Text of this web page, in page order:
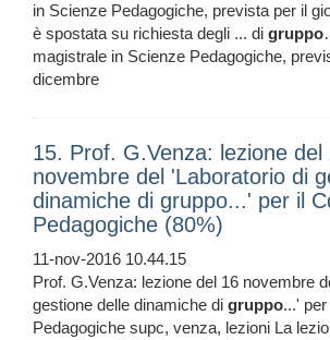
in Scienze Pedagogiche, prevista per il
è spostata su richiesta degli ... di gruppo
magistrale in Scienze Pedagogiche,
dicembre
15. Prof. G.Venza: lezione del
novembre del 'Laboratorio di
dinamiche di gruppo...' per il
Pedagogiche (80%)
11-nov-2016 10.44.15
Prof. G.Venza: lezione del 16 novembre
gestione delle dinamiche di gruppo...'
Pedagogiche supc, venza, lezioni La